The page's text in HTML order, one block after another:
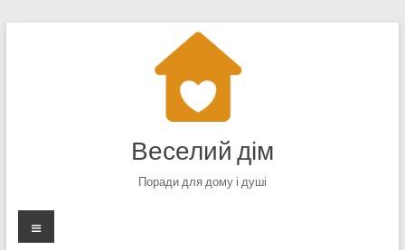
Веселий дім
Поради для дому і душі
Меню